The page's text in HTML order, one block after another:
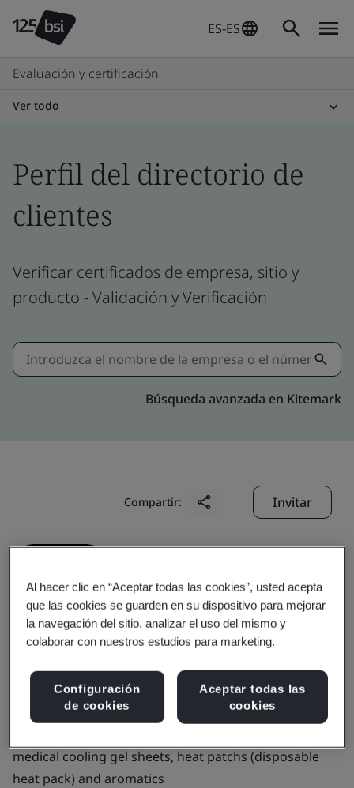
ES-ES
Evaluación y certificación
Ver todo
Perfil del directorio de
clientes
Verificar certificados de empresa, sitio y
producto - Validación y Verificación
Búsqueda avanzada en Kitemark
Compartir: Invitar
Hefei Kobayashi Daily
Products Co., Ltd.
medical cooling gel sheets, heat patchs (disposable
heat pack) and aromatics
Al hacer clic en “Aceptar todas las cookies”, usted acepta
que las cookies se guarden en su dispositivo para mejorar
la navegación del sitio, analizar el uso del mismo y
colaborar con nuestros estudios para marketing.
Configuración
de cookies
Aceptar todas las
cookies